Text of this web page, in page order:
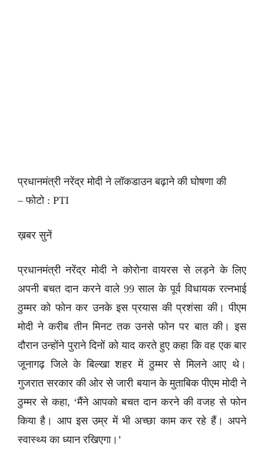
प्रधानमंत्री नरेंद्र मोदी ने लॉकडाउन बढ़ाने की घोषणा की
– फोटो : PTI
ख़बर सुनें
प्रधानमंत्री नरेंद्र मोदी ने कोरोना वायरस से लड़ने के लिए
अपनी बचत दान करने वाले 99 साल के पूर्व विधायक रत्नभाई
ठुम्मर को फोन कर उनके इस प्रयास की प्रशंसा की। पीएम
मोदी ने करीब तीन मिनट तक उनसे फोन पर बात की। इस
दौरान उन्होंने पुराने दिनों को याद करते हुए कहा कि वह एक बार
जूनागढ़ जिले के बिल्खा शहर में ठुम्मर से मिलने आए थे।
गुजरात सरकार की ओर से जारी बयान के मुताबिक पीएम मोदी ने
ठुम्मर से कहा, ‘मैंने आपको बचत दान करने की वजह से फोन
किया है। आप इस उम्र में भी अच्छा काम कर रहे हैं। अपने
स्वास्थ्य का ध्यान रखिएगा।’